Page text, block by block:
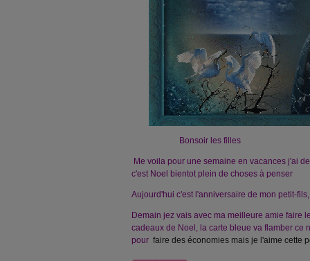
Bonsoir les filles
Me voila pour une semaine en vacances j'ai
c'est Noel bientot plein de choses à penser
Aujourd'hui c'est l'anniversaire de mon petit-
Demain jez vais avec ma meilleure amie faire
cadeaux de Noel, la carte bleue va flamber ce
pour faire des économies mais je l'aime cette